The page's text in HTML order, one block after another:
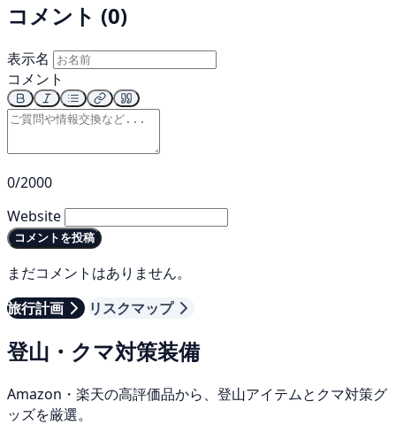
コメント (0)
表示名
コメント
0/2000
Website
コメントを投稿
まだコメントはありません。
旅行計画
リスクマップ
登山・クマ対策装備
Amazon・楽天の高評価品から、登山アイテムとクマ対策グ
ッズを厳選。